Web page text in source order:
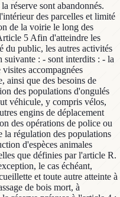
réserve sont abandonnés.
des parcelles et limité
de la voirie le long des
5 Afin d'atteindre les
du public, les autres activités
suivante : - sont interdits : - la
accompagnées
ainsi que des besoins de
des populations d'ongulés
véhicule, y compris vélos,
engins de déplacement
des opérations de police ou
la régulation des populations
d'espèces animales
que définies par l'article R.
le cas échéant,
et toute autre atteinte à
de bois mort, à